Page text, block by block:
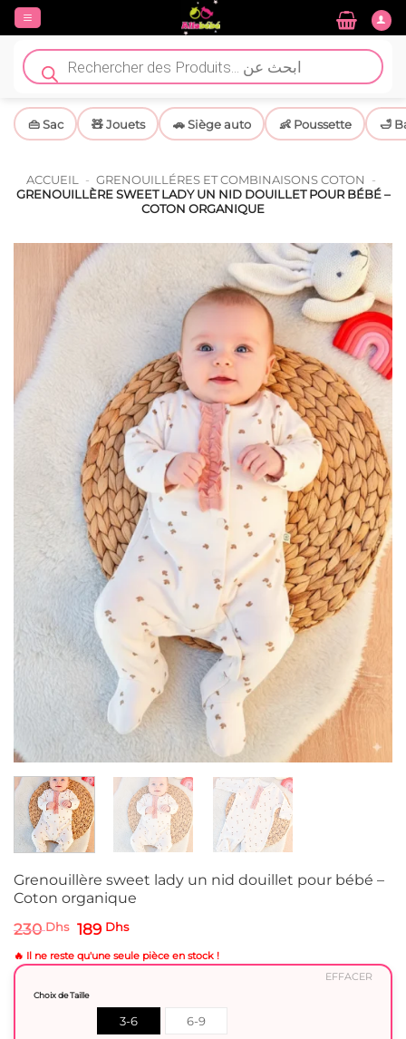
Passer
contenu
Recherche
de
produits
👜 Sac 🧸 Jouets 🚗 Siège auto 👶 Poussette 🛁
ACCUEIL - GRENOUILLÉRES ET COMBINAISONS COTON
-
GRENOUILLÈRE SWEET LADY UN NID DOUILLET POUR BÉBÉ –
COTON ORGANIQUE
Grenouillère sweet lady un nid douillet pour bébé –
Coton organique
230Dhs Le
initial
189 DhsLe
actuel
🔥 Il ne reste qu'une seule pièce en stock !
Choix de Taille
3-6
6-9
EFFACER